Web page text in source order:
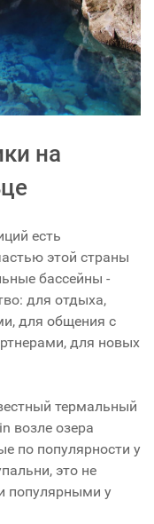
на
есть
этой страны
бассейны -
для отдыха,
для общения с
для новых
термальный
возле озера
по популярности у
это не
популярными у